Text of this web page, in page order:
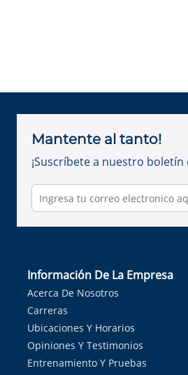
Mantente al tanto!
¡Suscríbete a nuestro
Información De La Empresa
Acerca De Nosotros
Carreras
Ubicaciones Y Horarios
Opiniones Y Testimonios
Entrenamiento Y Pruebas